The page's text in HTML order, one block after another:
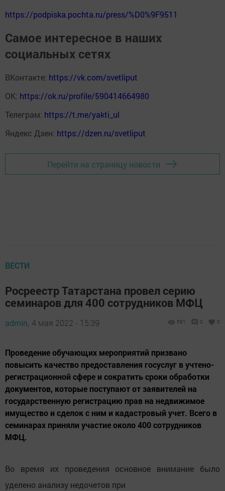
https://podpiska.pochta.ru/press/%D0%9F9511
Самое интересное в наших
социальных сетях
ВКонтакте: https://vk.com/svetliput
ОК: https://ok.ru/profile/590414664980
Телеграм: https://t.me/yakti_ul
Яндекс Дзен: https://dzen.ru/svetliput
Перейти на страницу новости
ВЕСТИ
Росреестр Татарстана провел серию
семинаров для 400 сотрудников МФЦ
admin, 4 мая 2022 - 15:39 591 0 0
Проведение обучающих мероприятий призвано
повысить качество предоставления госуслуг в учтено-
регистрационной сфере и сократить сроки обработки
документов, которые поступают от заявителей на
государственную регистрацию прав на недвижимое
имущество и сделок с ним и кадастровый учет. Всего в
семинарах приняли участие около 400 сотрудников
МФЦ.
Во время их проведения основное внимание было
уделено анализу недочетов при